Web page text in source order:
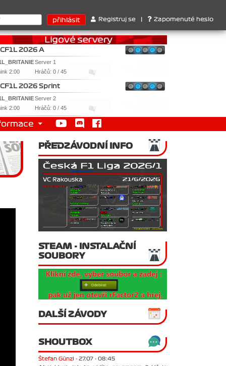
: 1. Ferrari . 2. Williams , 3. RedBull ..... SprintCup - 1.
Registruj se Zapomenuté heslo
CF1L 2026 A
Server 1
2:00
Hráčů: 0 / 45
CF1L 2026 Sprint
Server 2
2:00
Hráčů: 0 / 45
PŘEDZÁVODNÍ INFO
STEAM - INSTALAČNÍ
SOUBORY
DALŠÍ ZÁVODY
SHOUTBOX
Štefan Günzl - 27.07 - 08:45